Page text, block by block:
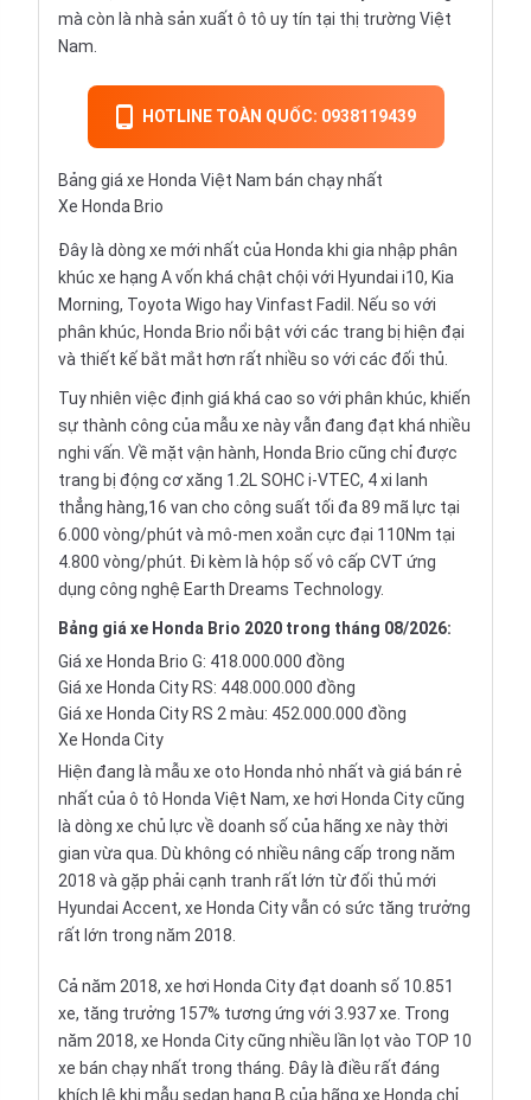
mà còn là nhà sản xuất ô tô uy tín tại thị trường Việt
Nam.
HOTLINE TOÀN QUỐC: 0938119439
Bảng giá xe Honda Việt Nam bán chạy nhất
Xe Honda Brio
Đây là dòng xe mới nhất của Honda khi gia nhập phân
khúc xe hạng A vốn khá chật chội với Hyundai i10, Kia
Morning, Toyota Wigo hayVinfast Fadil . Nếu so với
phân khúc, Honda Brio nổi bật với các trang bị hiện đại
và thiết kế bắt mắt hơn rất nhiều so với các đối thủ.
Tuy nhiên việc định giá khá cao so với phân khúc, khiến
sự thành công của mẫu xe này vẫn đang đạt khá nhiều
nghi vấn. Về mặt vận hành, Honda Brio cũng chỉ được
trang bị động cơ xăng 1.2L SOHC i-VTEC, 4 xi lanh
thẳng hàng,16 van cho công suất tối đa 89 mã lực tại
6.000 vòng/phút và mô-men xoắn cực đại 110Nm tại
4.800 vòng/phút. Đi kèm là hộp số vô cấp CVT ứng
dụng công nghệ Earth Dreams Technology.
Bảng giá xe Honda Brio 2020 trong tháng 08/2026:
Giá xe Honda Brio G: 418.000.000 đồng
Giá xe Honda City RS: 448.000.000 đồng
Giá xe Honda City RS 2 màu: 452.000.000 đồng
Xe Honda City
Hiện đang là mẫu xe oto Honda nhỏ nhất và giá bán rẻ
nhất của ô tô Honda Việt Nam, xe hơi Honda Citycũng
là dòng xe chủ lực về doanh số của hãng xe này thời
gian vừa qua. Dù không có nhiều nâng cấp trong năm
2018 và gặp phải cạnh tranh rất lớn từ đối thủ mới
Hyundai Accent, xe Honda City vẫn có sức tăng trưởng
rất lớn trong năm 2018.
Cả năm 2018, xe hơi Honda City đạt doanh số 10.851
xe, tăng trưởng 157% tương ứng với 3.937 xe. Trong
năm 2018, xe Honda City cũng nhiều lần lọt vào TOP 10
xe bán chạy nhất trong tháng. Đây là điều rất đáng
khích lệ khi mẫu sedan hạng B của hãng xe Honda chỉ